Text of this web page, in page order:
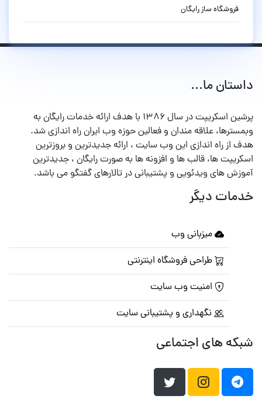
فروشگاه ساز رایگان
داستان ما...
پرشین اسکریپت در سال ۱۳۸۶ با هدف ارائه خدمات رایگان به
وبمسترها، علاقه مندان و فعالین حوزه وب ایران راه اندازی شد.
هدف از راه اندازی این وب سایت ، ارائه جدیدترین و بروزترین
اسکریپت ها، قالب ها و افزونه ها به صورت رایگان ، جدیدترین
آموزش های ویدئویی و پشتیبانی در تالارهای گفتگو می باشد.
خدمات دیگر
میزبانی وب
طراحی فروشگاه اینترنتی
امنیت وب سایت
نگهداری و پشتیبانی سایت
شبکه های اجتماعی